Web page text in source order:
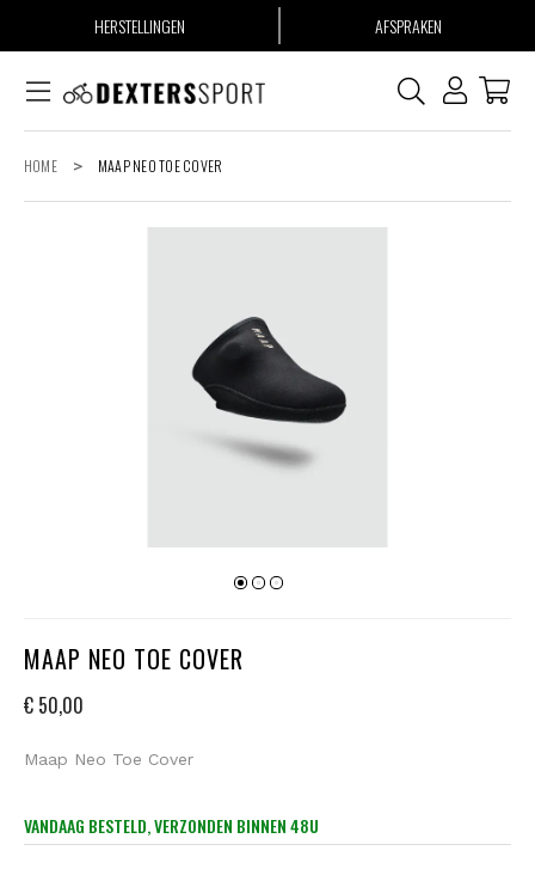
HERSTELLINGEN AFSPRAKEN
HOME > MAAP NEO TOE COVER
MAAP NEO TOE COVER
€ 50,00
Maap Neo Toe Cover
VANDAAG BESTELD, VERZONDEN BINNEN 48U